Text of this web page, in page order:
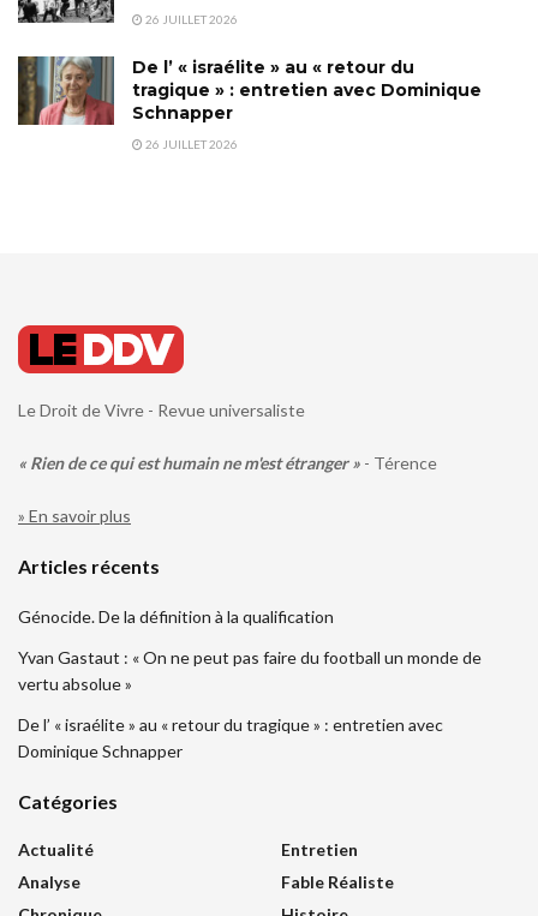
26 JUILLET 2026
De l’ « israélite » au « retour du
tragique » : entretien avec Dominique
Schnapper
26 JUILLET 2026
Le Droit de Vivre - Revue universaliste
« Rien de ce qui est humain ne m'est étranger » - Térence
» En savoir plus
Articles récents
Génocide. De la définition à la qualification
Yvan Gastaut : « On ne peut pas faire du football un monde de
vertu absolue »
De l’ « israélite » au « retour du tragique » : entretien avec
Dominique Schnapper
Catégories
Actualité
Analyse
Entretien
Fable Réaliste